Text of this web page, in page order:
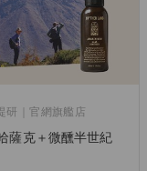
研｜官網旗艦店
薩克＋微醺半世紀